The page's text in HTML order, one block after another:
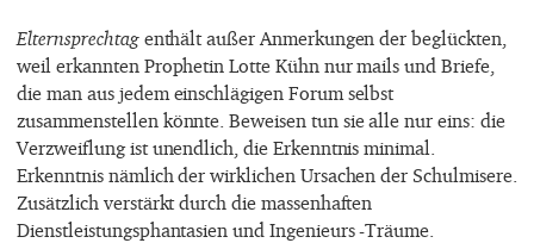
Elternsprechtagenthält außer Anmerkungen der beglückten,
weil erkannten Prophetin Lotte Kühn nur mails und Briefe,
die man aus jedem einschlägigen Forum selbst
zusammenstellen könnte. Beweisen tun sie alle nur eins: die
Verzweiflung ist unendlich, die Erkenntnis minimal.
Erkenntnis nämlich der wirklichen Ursachen der Schulmisere.
Zusätzlich verstärkt durch die massenhaften
Dienstleistungsphantasien und Ingenieurs -Träume.